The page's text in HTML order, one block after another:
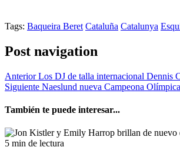
Tags: Baqueira Beret Cataluña Catalunya
Post navigation
AnteriorLos DJ de talla internacional Dennis
Siguiente Naeslund nueva Campeona
También te puede interesar...
5 min de lectura